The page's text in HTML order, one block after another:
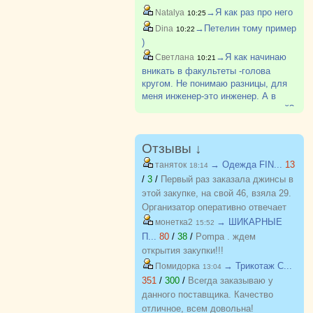
наверно самые низкие во всем
ЮУрГу. Вроде позже поступил, но
не знаю, окончил или нет
Natalya 10:25→Я как раз про него
Dina 10:22 →Петелин тому пример
)
Светлана 10:21 →Я как начинаю
вникать в факультеты -голова
кругом. Не понимаю разницы, для
меня инженер-это инженер. А в
каждом вузе столько направлений?
Отзывы ↓
таняток 18:14 → Одежда FIN... 13
/ 3 / Первый раз заказала джинсы в
этой закупке, на свой 46, взяла 29.
Организатор оперативно отвечает
на вопросы. Спасибо!!!
монетка2 15:52 → ШИКАРНЫЕ
П... 80 / 38 / Pompa . ждем
открытия закупки!!!
Помидорка 13:04 → Трикотаж C...
351 / 300 / Всегда заказываю у
данного поставщика. Качество
отличное, всем довольна!